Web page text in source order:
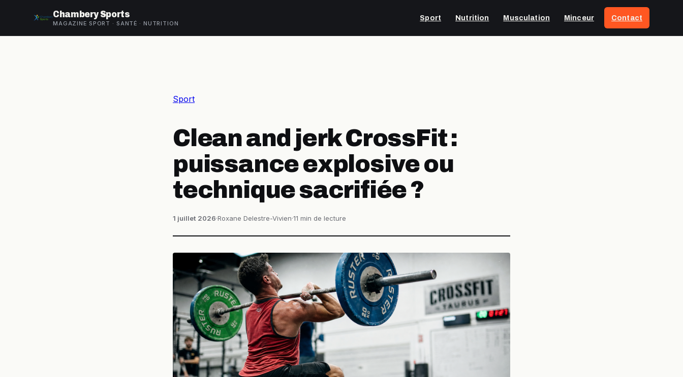
Chambery Sports
MAGAZINE SPORT · SANTÉ · NUTRITION
Sport Nutrition Musculation Minceur Contact
Sport
Clean and jerk CrossFit :
puissance explosive ou
technique sacrifiée ?
1 juillet 2026·Roxane Delestre-Vivien·11 min de lecture